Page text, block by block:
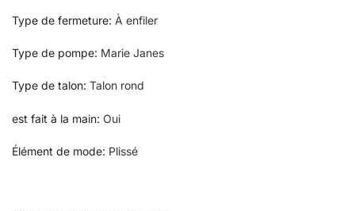
Type de fermeture: À enfiler
Type de pompe: Marie Janes
Type de talon: Talon rond
est fait à la main: Oui
Élément de mode: Plissé